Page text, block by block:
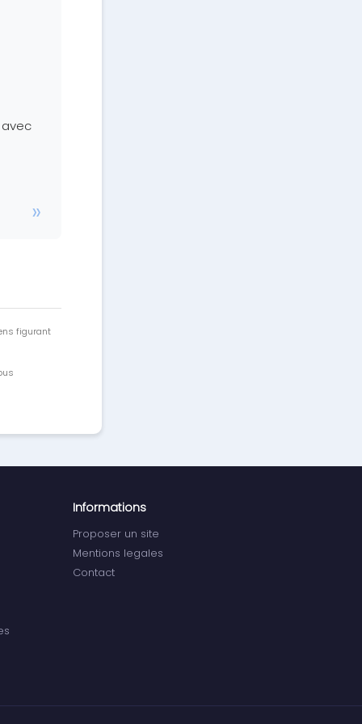
figurant
Informations
Proposer un site
Mentions legales
Contact